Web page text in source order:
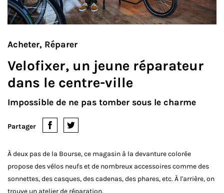
Acheter Réparer
Velofixer, un jeune réparateur
dans le centre-ville
Impossible de ne pas tomber sous le charme
Partager
À deux pas de la Bourse, ce magasin à la devanture colorée
propose des vélos neufs et de nombreux accessoires comme des
sonnettes, des casques, des cadenas, des phares, etc. À l'arrière, on
trouve un atelier de réparation.